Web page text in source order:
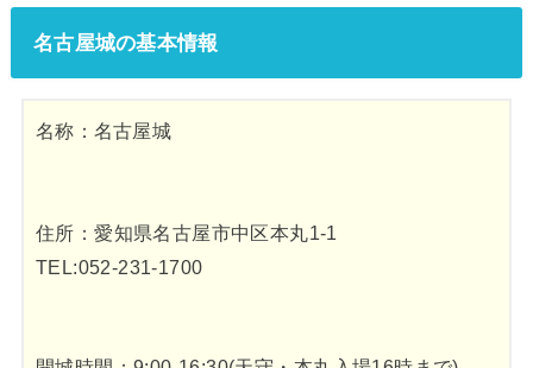
名古屋城の基本情報
名称：名古屋城
住所：愛知県名古屋市中区本丸1-1
TEL:052-231-1700